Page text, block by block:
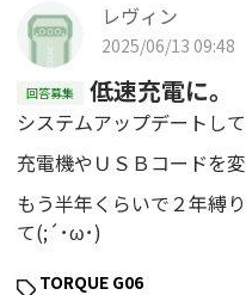
レヴィン
2025/06/13 09:48
回答募集 低速充電に。
システムアップデートし
充電機やＵＳＢコードを
もう半年くらいで２年縛
て(;´･ω･)
TORQUE G06